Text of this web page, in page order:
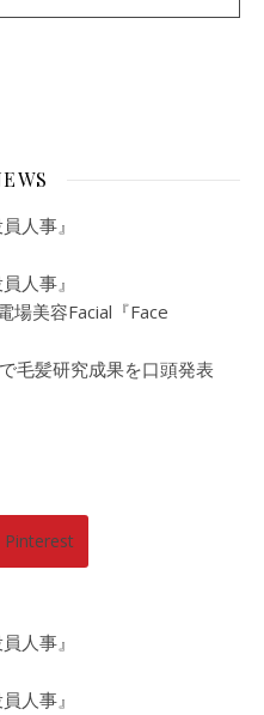
人事』
人事』
場美容Facial『Face
毛髪研究成果を口頭発表
Pinterest
人事』
人事』